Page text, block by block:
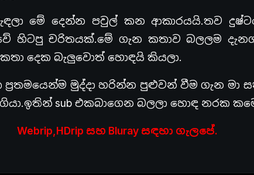
මේ දෙන්න පවුල් කන ආකාරයයි.තව
හිටපු චරිතයක්.මේ ගැන කතාව බලලම
දෙක බැලුවොත් හොඳයි කියලා.
ප්‍රතමයෙන්ම මුද්දා හරින්න පුළුවන් වීම ගැන
sub එකබාගෙන බලලා හොඳ නරක
Webrip,HDrip සහ Bluray සඳහා ගැලපේ.